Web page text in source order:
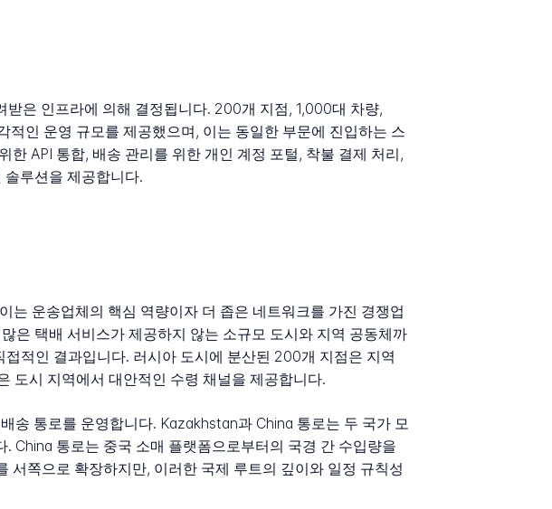
은 인프라에 의해 결정됩니다. 200개 지점, 1,000대 차량,
인 운영 규모를 제공했으며, 이는 동일한 부문에 진입하는 스
API 통합, 배송 관리를 위한 개인 계정 포털, 착불 결제 처리,
루션을 제공합니다.
운송업체의 핵심 역량이자 더 좁은 네트워크를 가진 경쟁업
은 택배 서비스가 제공하지 않는 소규모 도시와 지역 공동체까
적인 결과입니다. 러시아 도시에 분산된 200개 지점은 지역
도시 지역에서 대안적인 수령 채널을 제공합니다.
송 통로를 운영합니다. Kazakhstan과 China 통로는 두 국가 모
China 통로는 중국 소매 플랫폼으로부터의 국경 간 수입량을
쪽으로 확장하지만, 이러한 국제 루트의 깊이와 일정 규칙성